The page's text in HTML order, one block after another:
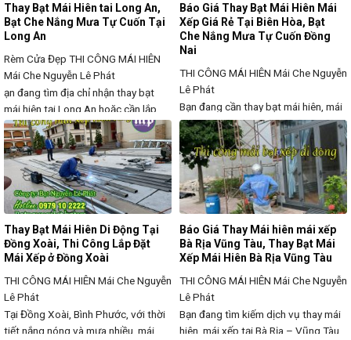
Thay Bạt Mái Hiên tai Long An,
Bạt Che Nắng Mưa Tự Cuốn Tại
Long An
Rèm Cửa Đẹp THI CÔNG MÁI HIÊN
Mái Che Nguyễn Lê Phát
ạn đang tìm địa chỉ nhận thay bạt
mái hiên tại Long An hoặc cần lắp
mới bạt che nắng mưa tự cuốn với
giá rẻ, thi công nhanh và bền đẹp
ngoài trời? Với thời tiết nắng nóng,
mưa nhiều theo mùa, các hộ gia
đình, quán ăn, quán cafe, cửa hàng
tại Long
Báo Giá Thay Bạt Mái Hiên Mái
Xếp Giá Rẻ Tại Biên Hòa, Bạt
Che Nắng Mưa Tự Cuốn Đồng
Nai
THI CÔNG MÁI HIÊN Mái Che Nguyễn
Lê Phát
Bạn đang cần thay bạt mái hiên, mái
xếp tại Biên Hòa, Đồng Nai với giá
rẻ, chất lượng bạt tốt, độ bền cao?
Sau thời gian sử dụng, bạt che nắng
mưa có thể bị rách, bạc màu hoặc
xuống cấp do thời tiết khắc nghiệt.
Việc thay mới bạt mái che không chỉ
Thay Bạt Mái Hiên Di Động Tại
Đồng Xoài, Thi Công Lắp Đặt
Mái Xếp ở Đồng Xoài
THI CÔNG MÁI HIÊN Mái Che Nguyễn
Lê Phát
Tại Đồng Xoài, Bình Phước, với thời
tiết nắng nóng và mưa nhiều, mái
Báo Giá Thay Mái hiên mái xếp
Bà Rịa Vũng Tàu, Thay Bạt Mái
Xếp Mái Hiên Bà Rịa Vũng Tàu
THI CÔNG MÁI HIÊN Mái Che Nguyễn
Lê Phát
Bạn đang tìm kiếm dịch vụ thay mái
hiên, mái xếp tại Bà Rịa – Vũng Tàu